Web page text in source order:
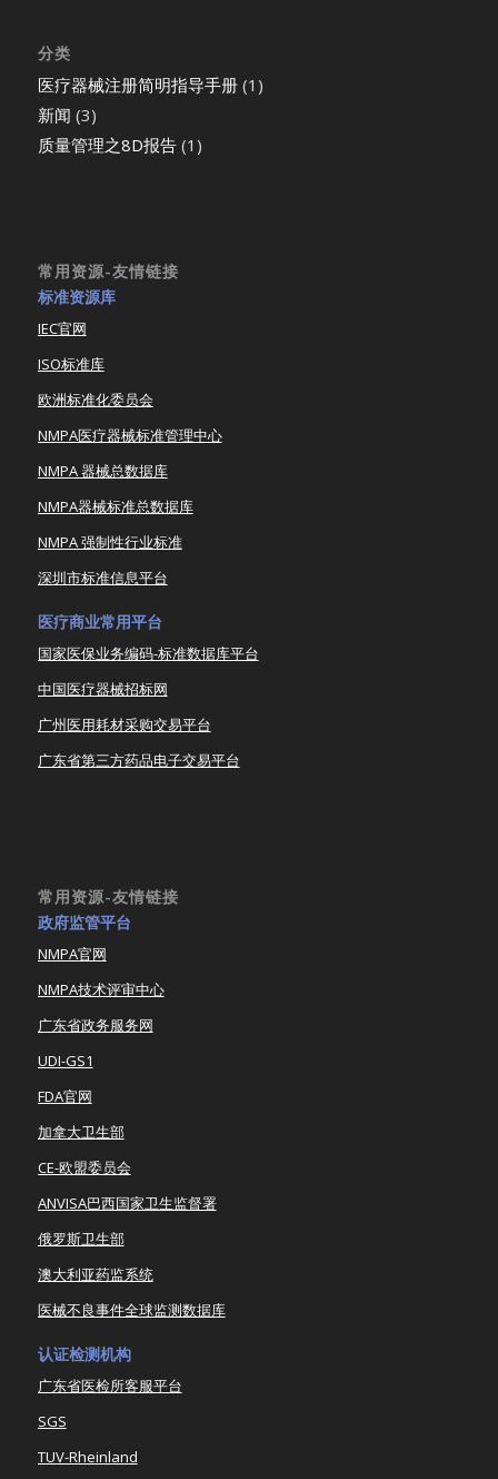
分类
医疗器械注册简明指导手册(1)
新闻 (3)
质量管理之8D报告(1)
常用资源-友情链接
标准资源库
IEC官网
ISO标准库
欧洲标准化委员会
NMPA医疗器械标准管理中心
NMPA 器械总数据库
NMPA器械标准总数据库
NMPA 强制性行业标准
深圳市标准信息平台
医疗商业常用平台
国家医保业务编码-标准数据库平台
中国医疗器械招标网
广州医用耗材采购交易平台
广东省第三方药品电子交易平台
常用资源-友情链接
政府监管平台
NMPA官网
NMPA技术评审中心
广东省政务服务网
UDI-GS1
FDA官网
加拿大卫生部
CE-欧盟委员会
ANVISA巴西国家卫生监督署
俄罗斯卫生部
澳大利亚药监系统
医械不良事件全球监测数据库
认证检测机构
广东省医检所客服平台
SGS
TUV-Rheinland